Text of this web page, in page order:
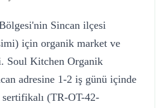
Sincan ilçesi
için organik market ve
Soul Kitchen Organik
adresine 1-2 iş günü içinde
(TR-OT-42-